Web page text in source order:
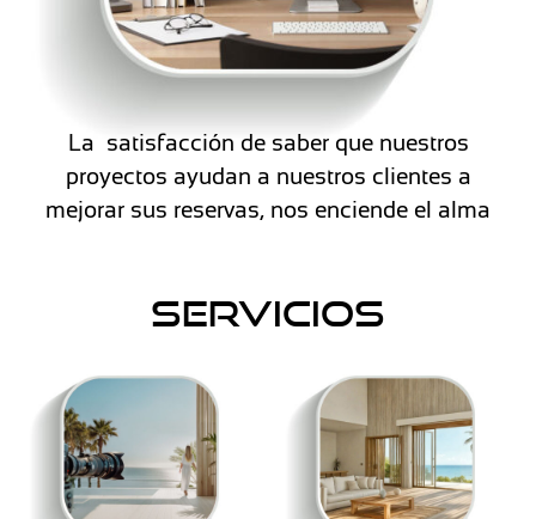
La satisfacción de saber que nuestros
proyectos ayudan a nuestros clientes a
mejorar sus reservas, nos enciende el alma
SERVICIOS